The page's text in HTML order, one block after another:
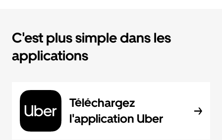
C'est plus simple dans les
applications
Téléchargez
l'application Uber